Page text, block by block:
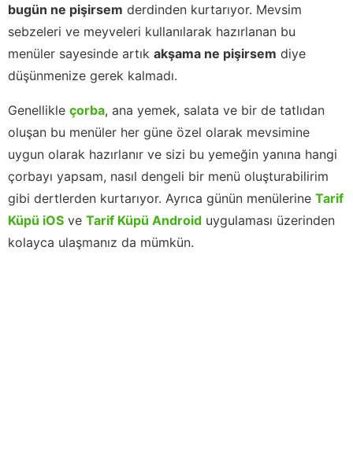
bugün ne pişirsem derdinden kurtarıyor. Mevsim
sebzeleri ve meyveleri kullanılarak hazırlanan bu
menüler sayesinde artık akşama ne pişirsem diye
düşünmenize gerek kalmadı.
Genellikle çorba, ana yemek, salata ve bir de tatlıdan
oluşan bu menüler her güne özel olarak mevsimine
uygun olarak hazırlanır ve sizi bu yemeğin yanına hangi
çorbayı yapsam, nasıl dengeli bir menü oluşturabilirim
gibi dertlerden kurtarıyor. Ayrıca günün menülerine Tarif
Küpü iOS ve Tarif Küpü Android uygulaması üzerinden
kolayca ulaşmanız da mümkün.